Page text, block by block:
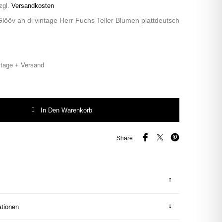
Versandkosten
an di vintage Herr Fuchs Teller Blumen plattdeutsch
+ Versand
In Den Warenkorb
Share